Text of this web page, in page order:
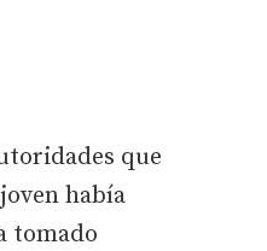
que
había
tomado